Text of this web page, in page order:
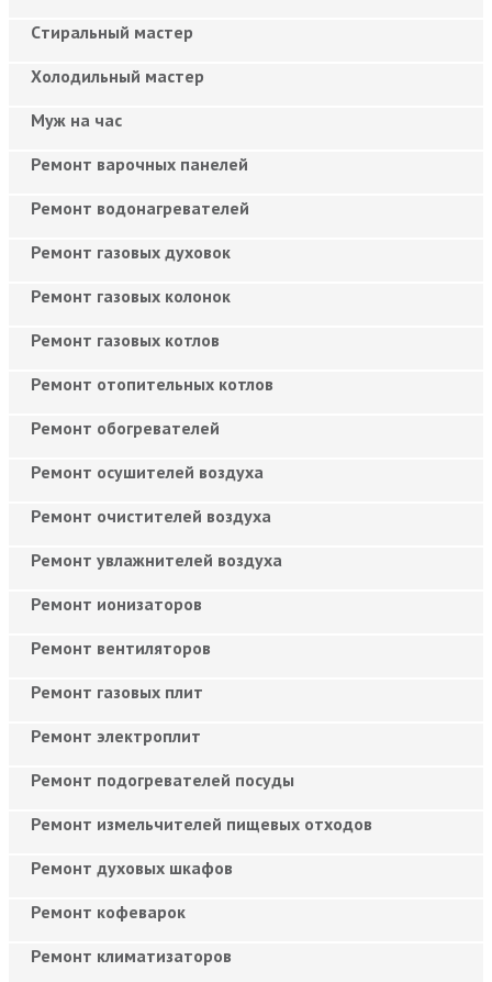
Cтиральный мастер
Холодильный мастер
Муж на час
Ремонт варочных панелей
Ремонт водонагревателей
Ремонт газовых духовок
Ремонт газовых колонок
Ремонт газовых котлов
Ремонт отопительных котлов
Ремонт обогревателей
Ремонт осушителей воздуха
Ремонт очистителей воздуха
Ремонт увлажнителей воздуха
Ремонт ионизаторов
Ремонт вентиляторов
Ремонт газовых плит
Ремонт электроплит
Ремонт подогревателей посуды
Ремонт измельчителей пищевых отходов
Ремонт духовых шкафов
Ремонт кофеварок
Ремонт климатизаторов